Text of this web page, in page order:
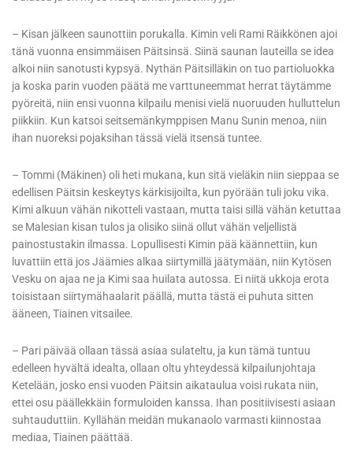
– Kisan jälkeen saunottiin porukalla. Kimin veli Rami Räikkönen ajoi
tänä vuonna ensimmäisen Päitsinsä. Siinä saunan lauteilla se idea
alkoi niin sanotusti kypsyä. Nythän Päitsilläkin on tuo partioluokka
ja koska parin vuoden päätä me varttuneemmat herrat täytämme
pyöreitä, niin ensi vuonna kilpailu menisi vielä nuoruuden hulluttelun
piikkiin. Kun katsoi seitsemänkymppisen Manu Sunin menoa, niin
ihan nuoreksi pojaksihan tässä vielä itsensä tuntee.
– Tommi (Mäkinen) oli heti mukana, kun sitä vieläkin niin sieppaa se
edellisen Päitsin keskeytys kärkisijoilta, kun pyörään tuli joku vika.
Kimi alkuun vähän nikotteli vastaan, mutta taisi sillä vähän ketuttaa
se Malesian kisan tulos ja olisiko siinä ollut vähän veljellistä
painostustakin ilmassa. Lopullisesti Kimin pää käännettiin, kun
luvattiin että jos Jäämies alkaa siirtymillä jäätymään, niin Kytösen
Vesku on ajaa ne ja Kimi saa huilata autossa. Ei niitä ukkoja erota
toisistaan siirtymähaalarit päällä, mutta tästä ei puhuta sitten
ääneen, Tiainen vitsailee.
– Pari päivää ollaan tässä asiaa sulateltu, ja kun tämä tuntuu
edelleen hyvältä idealta, ollaan oltu yhteydessä kilpailunjohtaja
Ketelään, josko ensi vuoden Päitsin aikataulua voisi rukata niin,
ettei osu päällekkäin formuloiden kanssa. Ihan positiivisesti asiaan
suhtauduttiin. Kyllähän meidän mukanaolo varmasti kiinnostaa
mediaa, Tiainen päättää.